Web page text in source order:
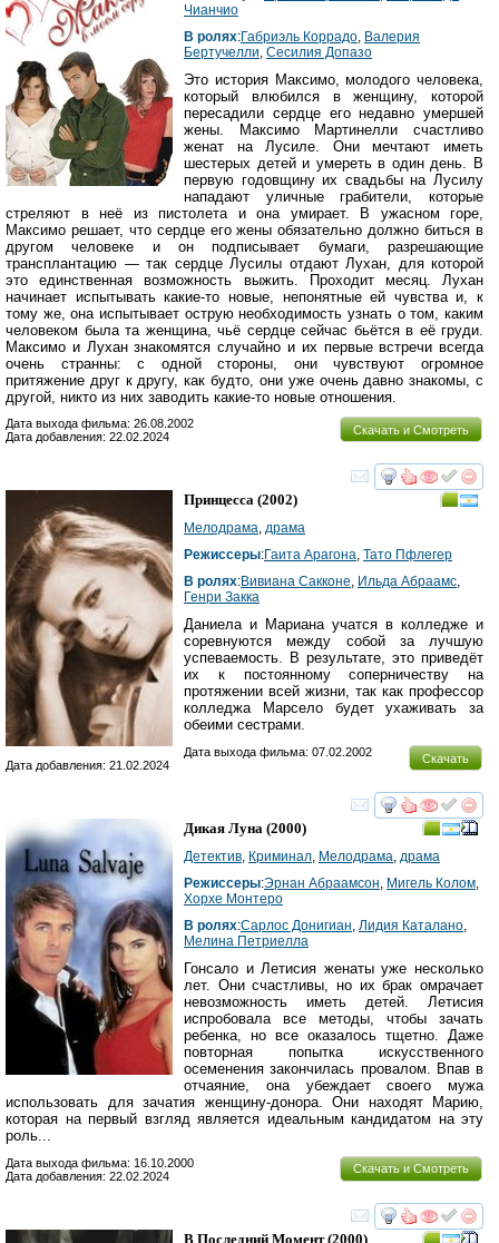
Чианчио
В ролях:Габриэль Коррадо Валерия
Бертучелли Сесилия Допазо
Это история Максимо, молодого человека,
который влюбился в женщину, которой
пересадили сердце его недавно умершей
жены. Максимо Мартинелли счастливо
женат на Лусиле. Они мечтают иметь
шестерых детей и умереть в один день. В
первую годовщину их свадьбы на Лусилу
нападают уличные грабители, которые
стреляют в неё из пистолета и она умирает. В ужасном горе,
Максимо решает, что сердце его жены обязательно должно биться в
другом человеке и он подписывает бумаги, разрешающие
трансплантацию — так сердце Лусилы отдают Лухан, для которой
это единственная возможность выжить. Проходит месяц. Лухан
начинает испытывать какие-то новые, непонятные ей чувства и, к
тому же, она испытывает острую необходимость узнать о том, каким
человеком была та женщина, чьё сердце сейчас бьётся в её груди.
Максимо и Лухан знакомятся случайно и их первые встречи всегда
очень странны: с одной стороны, они чувствуют огромное
притяжение друг к другу, как будто, они уже очень давно знакомы, с
другой, никто из них заводить какие-то новые отношения.
Скачать и Смотреть
Дата выхода фильма: 26.08.2002
Дата добавления: 22.02.2024
смотреть
Принцесса (2002)
Мелодрама, драма
Режиссеры:Гаита Арагона, Тато Пфлегер
В ролях:Вивиана Сакконе, Ильда Абраамс,
Генри Закка
Даниела и Мариана учатся в колледже и
соревнуются между собой за лучшую
успеваемость. В результате, это приведёт
их к постоянному соперничеству на
протяжении всей жизни, так как профессор
колледжа Марсело будет ухаживать за
обеими сестрами.
Скачать
Дата выхода фильма: 07.02.2002
Дата добавления: 21.02.2024
смотреть
Дикая Луна (2000)
Детектив, Криминал, Мелодрама, драма
Режиссеры:Эрнан Абраамсон, Мигель Колом,
Хорхе Монтеро
В ролях:Cарлос Донигиан, Лидия Каталано,
Мелина Петриелла
Гонсало и Летисия женаты уже несколько
лет. Они счастливы, но их брак омрачает
невозможность иметь детей. Летисия
испробовала все методы, чтобы зачать
ребенка, но все оказалось тщетно. Даже
повторная попытка искусственного
осеменения закончилась провалом. Впав в
отчаяние, она убеждает своего мужа
использовать для зачатия женщину-донора. Они находят Марию,
которая на первый взгляд является идеальным кандидатом на эту
роль...
Скачать и Смотреть
Дата выхода фильма: 16.10.2000
Дата добавления: 22.02.2024
смотреть
В Последний Момент(2000)